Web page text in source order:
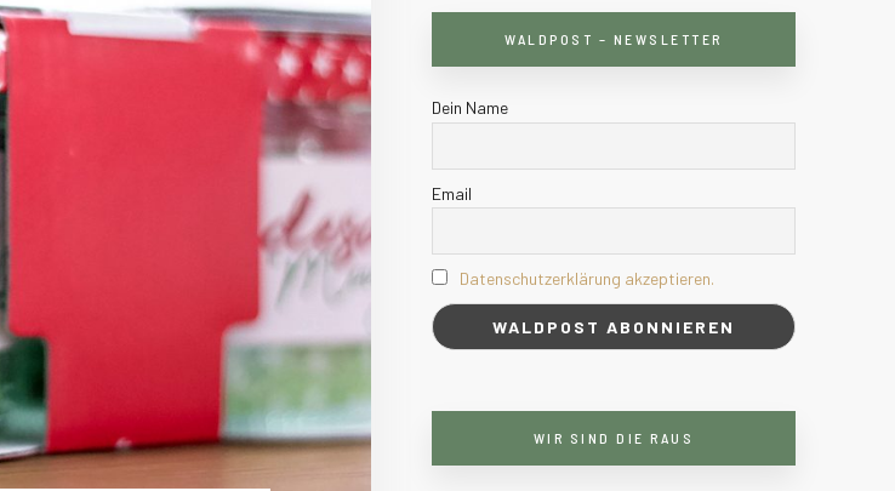
WALDPOST – NEWSLETTER
Dein Name
Email
Datenschutzerklärung akzeptieren.
WIR SIND DIE RAUS